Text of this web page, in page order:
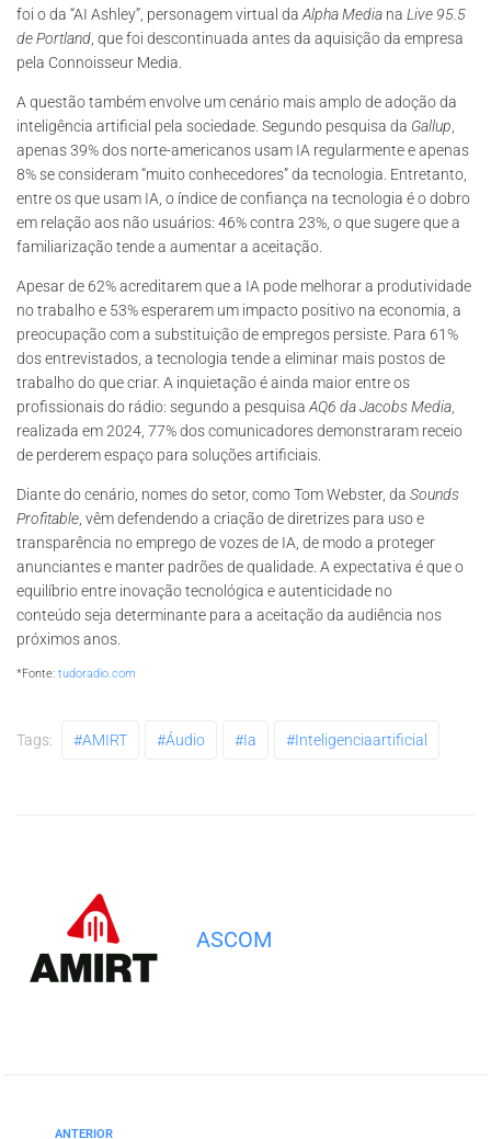
foi o da “AI Ashley”, personagem virtual da Alpha Media na Live 95.5
de Portland , que foi descontinuada antes da aquisição da empresa
pela Connoisseur Media.
A questão também envolve um cenário mais amplo de adoção da
inteligência artificial pela sociedade. Segundo pesquisa da Gallup
apenas 39% dos norte-americanos usam IA regularmente e apenas
8% se consideram “muito conhecedores” da tecnologia. Entretanto,
entre os que usam IA, o índice de confiança na tecnologia é o dobro
em relação aos não usuários: 46% contra 23%, o que sugere que a
familiarização tende a aumentar a aceitação.
Apesar de 62% acreditarem que a IA pode melhorar a produtividade
no trabalho e 53% esperarem um impacto positivo na economia, a
preocupação com a substituição de empregos persiste. Para 61%
dos entrevistados, a tecnologia tende a eliminar mais postos de
trabalho do que criar. A inquietação é ainda maior entre os
profissionais do rádio: segundo a pesquisa AQ6 da Jacobs Media
realizada em 2024, 77% dos comunicadores demonstraram receio
de perderem espaço para soluções artificiais.
Diante do cenário, nomes do setor, como Tom Webster, da Sounds
Profitable , vêm defendendo a criação de diretrizes para uso e
transparência no emprego de vozes de IA, de modo a proteger
anunciantes e manter padrões de qualidade. A expectativa é que o
equilíbrio entre inovação tecnológica e autenticidade no
conteúdo seja determinante para a aceitação da audiência nos
próximos anos.
*Fonte: tudoradio.com
Tags: #AMIRT #áudio #ia #inteligenciaartificial
ASCOM
ANTERIOR